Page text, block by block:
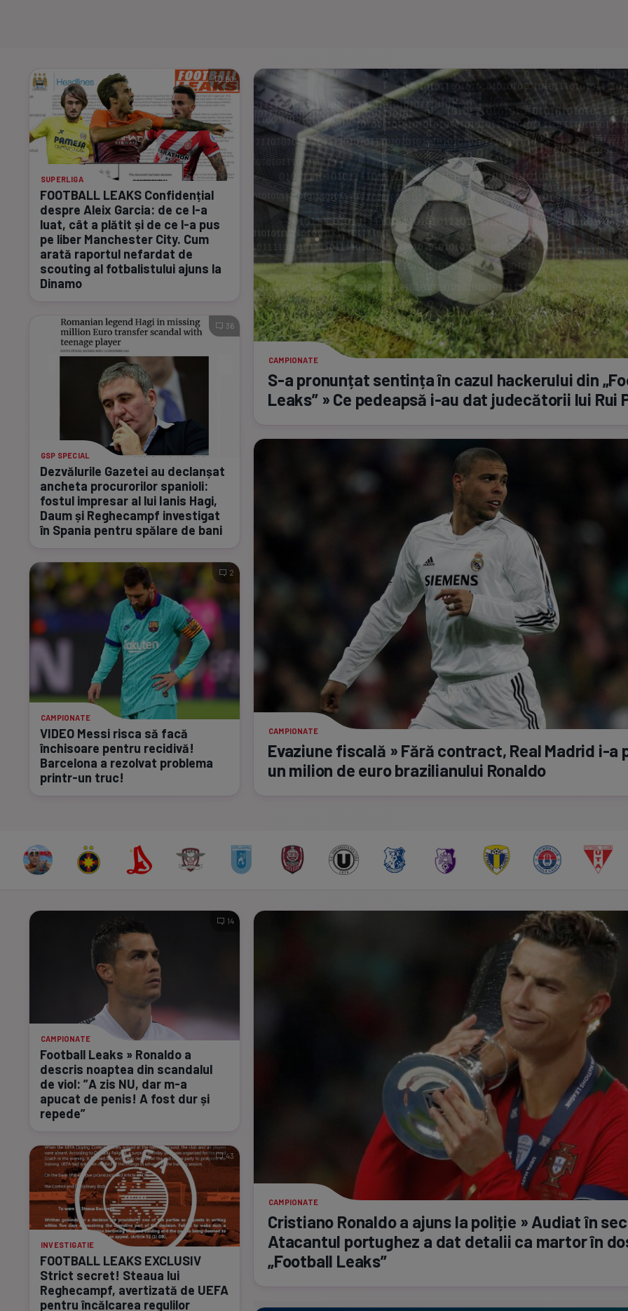
Program TV
SUPERLIGA
FOOTBALL LEAKS Confidențial
despre Aleix Garcia: de ce l-a
luat, cât a plătit și de ce l-a pus
pe liber Manchester City. Cum
arată raportul nefardat de
scouting al fotbalistului ajuns la
Dinamo
60
GSP SPECIAL
Dezvălurile Gazetei au declanșat
ancheta procurorilor spanioli:
fostul impresar al lui Ianis Hagi,
Daum și Reghecampf investigat
în Spania pentru spălare de bani
36
CAMPIONATE
VIDEO Messi risca să facă
închisoare pentru recidivă!
Barcelona a rezolvat problema
printr-un truc!
2
CAMPIONATE
S-a pronunțat sentința în cazul hackerului din
Leaks” » Ce pedeapsă i-au dat judecătorii lui Rui
CAMPIONATE
Evaziune fiscală » Fără contract, Real Madrid i-a
un milion de euro brazilianului Ronaldo
CAMPIONATE
Football Leaks » Ronaldo a
descris noaptea din scandalul
de viol: ”A zis NU, dar m-a
apucat de penis! A fost dur și
repede”
14
INVESTIGATIE
FOOTBALL LEAKS EXCLUSIV
Strict secret! Steaua lui
Reghecampf, avertizată de UEFA
pentru încălcarea regulilor
43
CAMPIONATE
Cristiano Ronaldo a ajuns la poliție » Audiat în
Atacantul portughez a dat detalii ca martor în
„Football Leaks”